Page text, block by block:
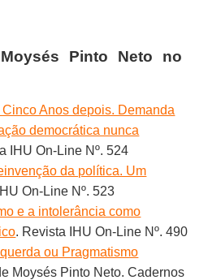
Pinto Neto no
Anos depois. Demanda
democrática nunca
IHU On-Line Nº. 524
da política. Um
On-Line Nº. 523
e a intolerância como
. Revista IHU On-Line Nº. 490
ou Pragmatismo
Moysés Pinto Neto. Cadernos